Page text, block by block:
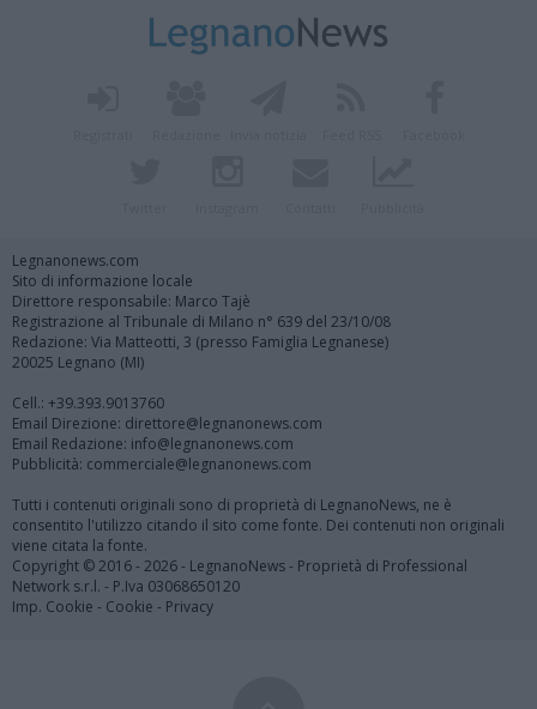
Legnanonews.com
Sito di informazione locale
Direttore responsabile: Marco Tajè
Registrazione al Tribunale di Milano n° 639 del 23/10/08
Redazione: Via Matteotti, 3 (presso Famiglia Legnanese)
20025 Legnano (MI)
Cell.: +39.393.9013760
Email Direzione: direttore@legnanonews.com
Email Redazione: info@legnanonews.com
Pubblicità: commerciale@legnanonews.com
Tutti i contenuti originali sono di proprietà di LegnanoNews, ne è
consentito l'utilizzo citando il sito come fonte. Dei contenuti non originali
viene citata la fonte.
Copyright © 2016 - 2026 - LegnanoNews - Proprietà di Professional
Network s.r.l. - P.Iva 03068650120
Imp. Cookie - Cookie - Privacy